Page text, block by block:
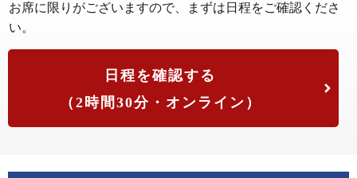
お席に限りがございますので、まずは日程をご確認くださ
い。
日程を確認する
（2時間30分・オンライン）